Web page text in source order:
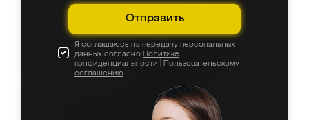
Отправить
Я соглашаюсь на передачу персональных
данных согласно Политике
конфиденциальности
Пользовательскому
соглашению